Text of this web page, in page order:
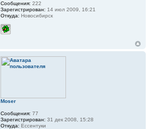
Сообщения: 222
Зарегистрирован: 14 июл 2009, 16:21
Откуда: Новосибирск
Moser
Сообщения: 77
Зарегистрирован: 31 дек 2008, 15:28
Откуда: Ессентуки